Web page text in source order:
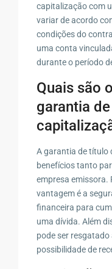
capitalização com
variar de acordo
condições do
uma conta
durante o período
Quais são
garantia
A garantia de título
benefícios tanto
empresa emissora.
vantagem é a
financeira para
uma dívida. Além
pode ser
possibilidade de